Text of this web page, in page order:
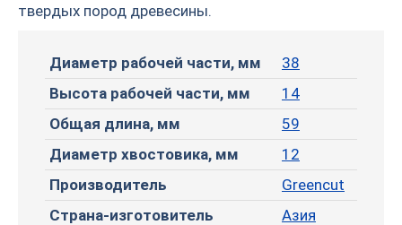
твердых пород древесины.
Диаметр рабочей части, мм
38
Высота рабочей части, мм
14
Общая длина, мм
59
Диаметр хвостовика, мм
12
Производитель
Greencut
Страна-изготовитель
Азия